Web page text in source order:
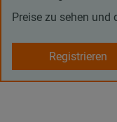
Preise zu sehen und
Registrieren